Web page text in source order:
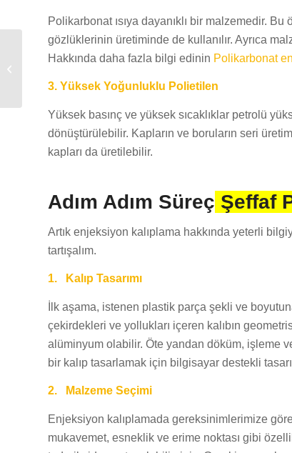
Polikarbonat ısıya dayanıklı bir malzemedir.
gözlüklerinin üretiminde de kullanılır. Ayrıca
Hakkında daha fazla bilgi edinin Polikarbonat
3. Yüksek Yoğunluklu Polietilen
Yüksek basınç ve yüksek sıcaklıklar petrolü
dönüştürülebilir. Kapların ve boruların seri
kapları da üretilebilir.
Adım Adım Süreç Şeffaf
Artık enjeksiyon kalıplama hakkında yeterli
tartışalım.
1. Kalıp Tasarımı
İlk aşama, istenen plastik parça şekli ve
çekirdekleri ve yollukları içeren kalıbın
alüminyum olabilir. Öte yandan döküm, işleme
bir kalıp tasarlamak için bilgisayar destekli
2. Malzeme Seçimi
Enjeksiyon kalıplamada gereksinimlerimize
mukavemet, esneklik ve erime noktası gibi